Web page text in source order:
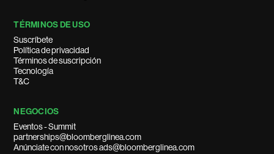
TÉRMINOS DE USO
Suscríbete
Política de privacidad
Términos de suscripción
Tecnología
T&C
NEGOCIOS
Eventos - Summit
partnerships@bloomberglinea.com
Anúnciate con nosotros ads@bloomberglinea.com